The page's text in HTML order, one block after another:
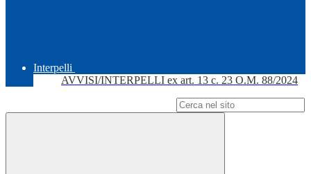
Interpelli
AVVISI/INTERPELLI ex art. 13 c. 23 O.M. 88/2024